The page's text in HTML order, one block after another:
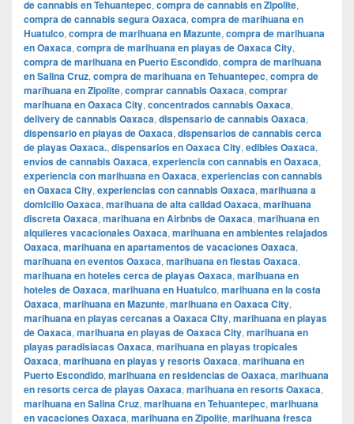
de cannabis en Tehuantepec, compra de cannabis en Zipolite,
compra de cannabis segura Oaxaca, compra de marihuana en
Huatulco, compra de marihuana en Mazunte, compra de marihuana
en Oaxaca, compra de marihuana en playas de Oaxaca City,
compra de marihuana en Puerto Escondido, compra de marihuana
en Salina Cruz, compra de marihuana en Tehuantepec, compra de
marihuana en Zipolite, comprar cannabis Oaxaca, comprar
marihuana en Oaxaca City, concentrados cannabis Oaxaca,
delivery de cannabis Oaxaca, dispensario de cannabis Oaxaca,
dispensario en playas de Oaxaca, dispensarios de cannabis cerca
de playas Oaxaca., dispensarios en Oaxaca City, edibles Oaxaca,
envíos de cannabis Oaxaca, experiencia con cannabis en Oaxaca,
experiencia con marihuana en Oaxaca, experiencias con cannabis
en Oaxaca City, experiencias con cannabis Oaxaca, marihuana a
domicilio Oaxaca, marihuana de alta calidad Oaxaca, marihuana
discreta Oaxaca, marihuana en Airbnbs de Oaxaca, marihuana en
alquileres vacacionales Oaxaca, marihuana en ambientes relajados
Oaxaca, marihuana en apartamentos de vacaciones Oaxaca,
marihuana en eventos Oaxaca, marihuana en fiestas Oaxaca,
marihuana en hoteles cerca de playas Oaxaca, marihuana en
hoteles de Oaxaca, marihuana en Huatulco, marihuana en la costa
Oaxaca, marihuana en Mazunte, marihuana en Oaxaca City,
marihuana en playas cercanas a Oaxaca City, marihuana en playas
de Oaxaca, marihuana en playas de Oaxaca City, marihuana en
playas paradisiacas Oaxaca, marihuana en playas tropicales
Oaxaca, marihuana en playas y resorts Oaxaca, marihuana en
Puerto Escondido, marihuana en residencias de Oaxaca, marihuana
en resorts cerca de playas Oaxaca, marihuana en resorts Oaxaca,
marihuana en Salina Cruz, marihuana en Tehuantepec, marihuana
en vacaciones Oaxaca, marihuana en Zipolite, marihuana fresca